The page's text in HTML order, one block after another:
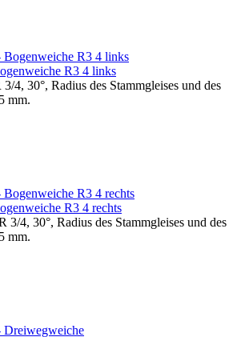
R3 4 links
4, 30°, Radius des Stammgleises und des
mm.
R3 4 rechts
3/4, 30°, Radius des Stammgleises und des
mm.